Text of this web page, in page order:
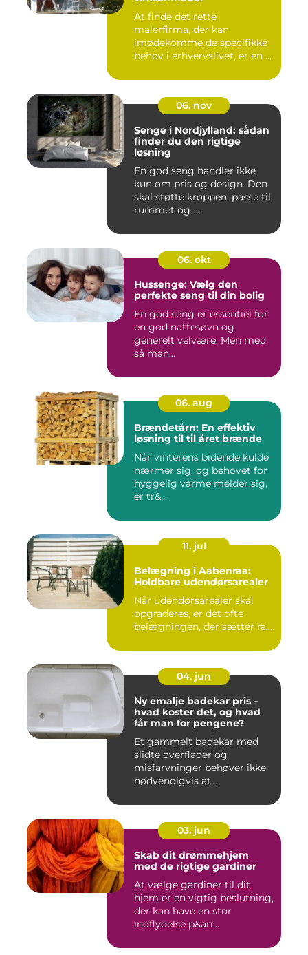
At finde det rette
malerfirma, der kan
imødekomme de specifikke
behov i erhvervslivet, er en ...
06. nov
Senge i Nordjylland: sådan
finder du den rigtige
løsning
En god seng handler ikke
kun om pris og design. Den
skal støtte kroppen, passe til
rummet og ...
06. okt
Hussenge: Vælg den
perfekte seng til din bolig
En god seng er essentiel for
en god nattesøvn og
generelt velvære. Men med
så man...
06. aug
Brændetårn: En effektiv
løsning til til året brænde
Når vinterens bidende kulde
nærmer sig, og behovet for
hyggelig varme melder sig,
er tr&...
11. jul
Belægning i Aabenraa:
Holdbare udendørsarealer
Når udendørsarealer skal
opgraderes, er det ofte
belægningen, der sætter ra...
04. jun
Ny emalje badekar pris –
hvad koster det, og hvad
får man for pengene?
Et gammelt badekar med
slidte overflader og
misfarvninger behøver ikke
nødvendigvis at...
03. jun
Skab dit drømmehjem
med de rigtige gardiner
At vælge gardiner til dit
hjem er en vigtig beslutning,
der kan have en stor
indflydelse p&ari...